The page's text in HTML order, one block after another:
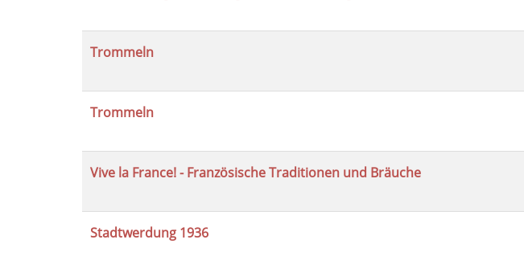
sortiert
werden.
Trommeln
Trommeln
Vive la France! - Französische Traditionen und Bräuche
Stadtwerdung 1936